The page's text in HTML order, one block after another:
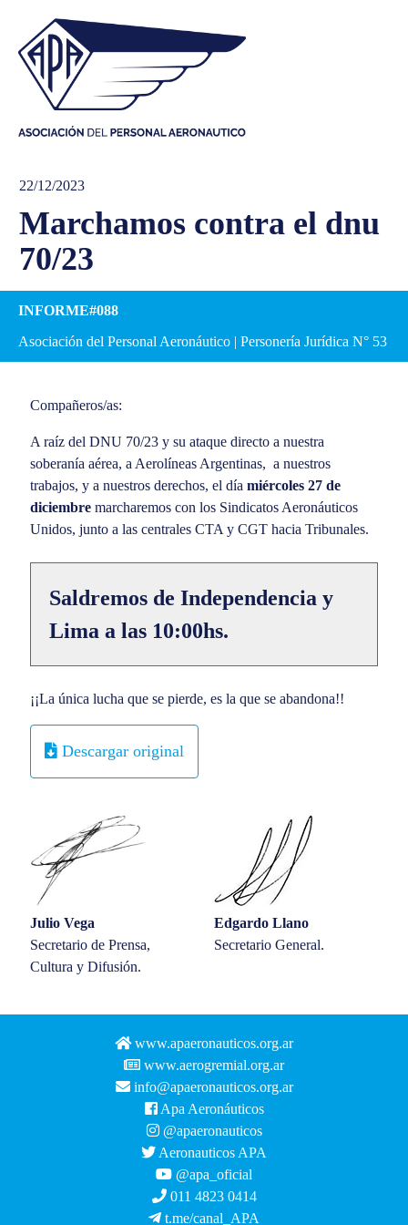
22/12/2023
Marchamos contra el dnu
70/23
INFORME#088
Asociación del Personal Aeronáutico | Personería Jurídica N° 53
Compañeros/as:
A raíz del DNU 70/23 y su ataque directo a nuestra
soberanía aérea, a Aerolíneas Argentinas, a nuestros
trabajos, y a nuestros derechos, el día miércoles 27 de
diciembremarcharemos con los Sindicatos Aeronáuticos
Unidos, junto a las centrales CTA y CGT hacia Tribunales.
Saldremos de Independencia y
Lima a las 10:00hs.
¡¡La única lucha que se pierde, es la que se abandona!!
Descargar original
Julio Vega
Secretario de Prensa,
Cultura y Difusión.
Edgardo Llano
Secretario General.
www.apaeronauticos.org.ar
www.aerogremial.org.ar
info@apaeronauticos.org.ar
Apa Aeronáuticos
@apaeronauticos
Aeronauticos APA
@apa_oficial
011 4823 0414
t.me/canal_APA